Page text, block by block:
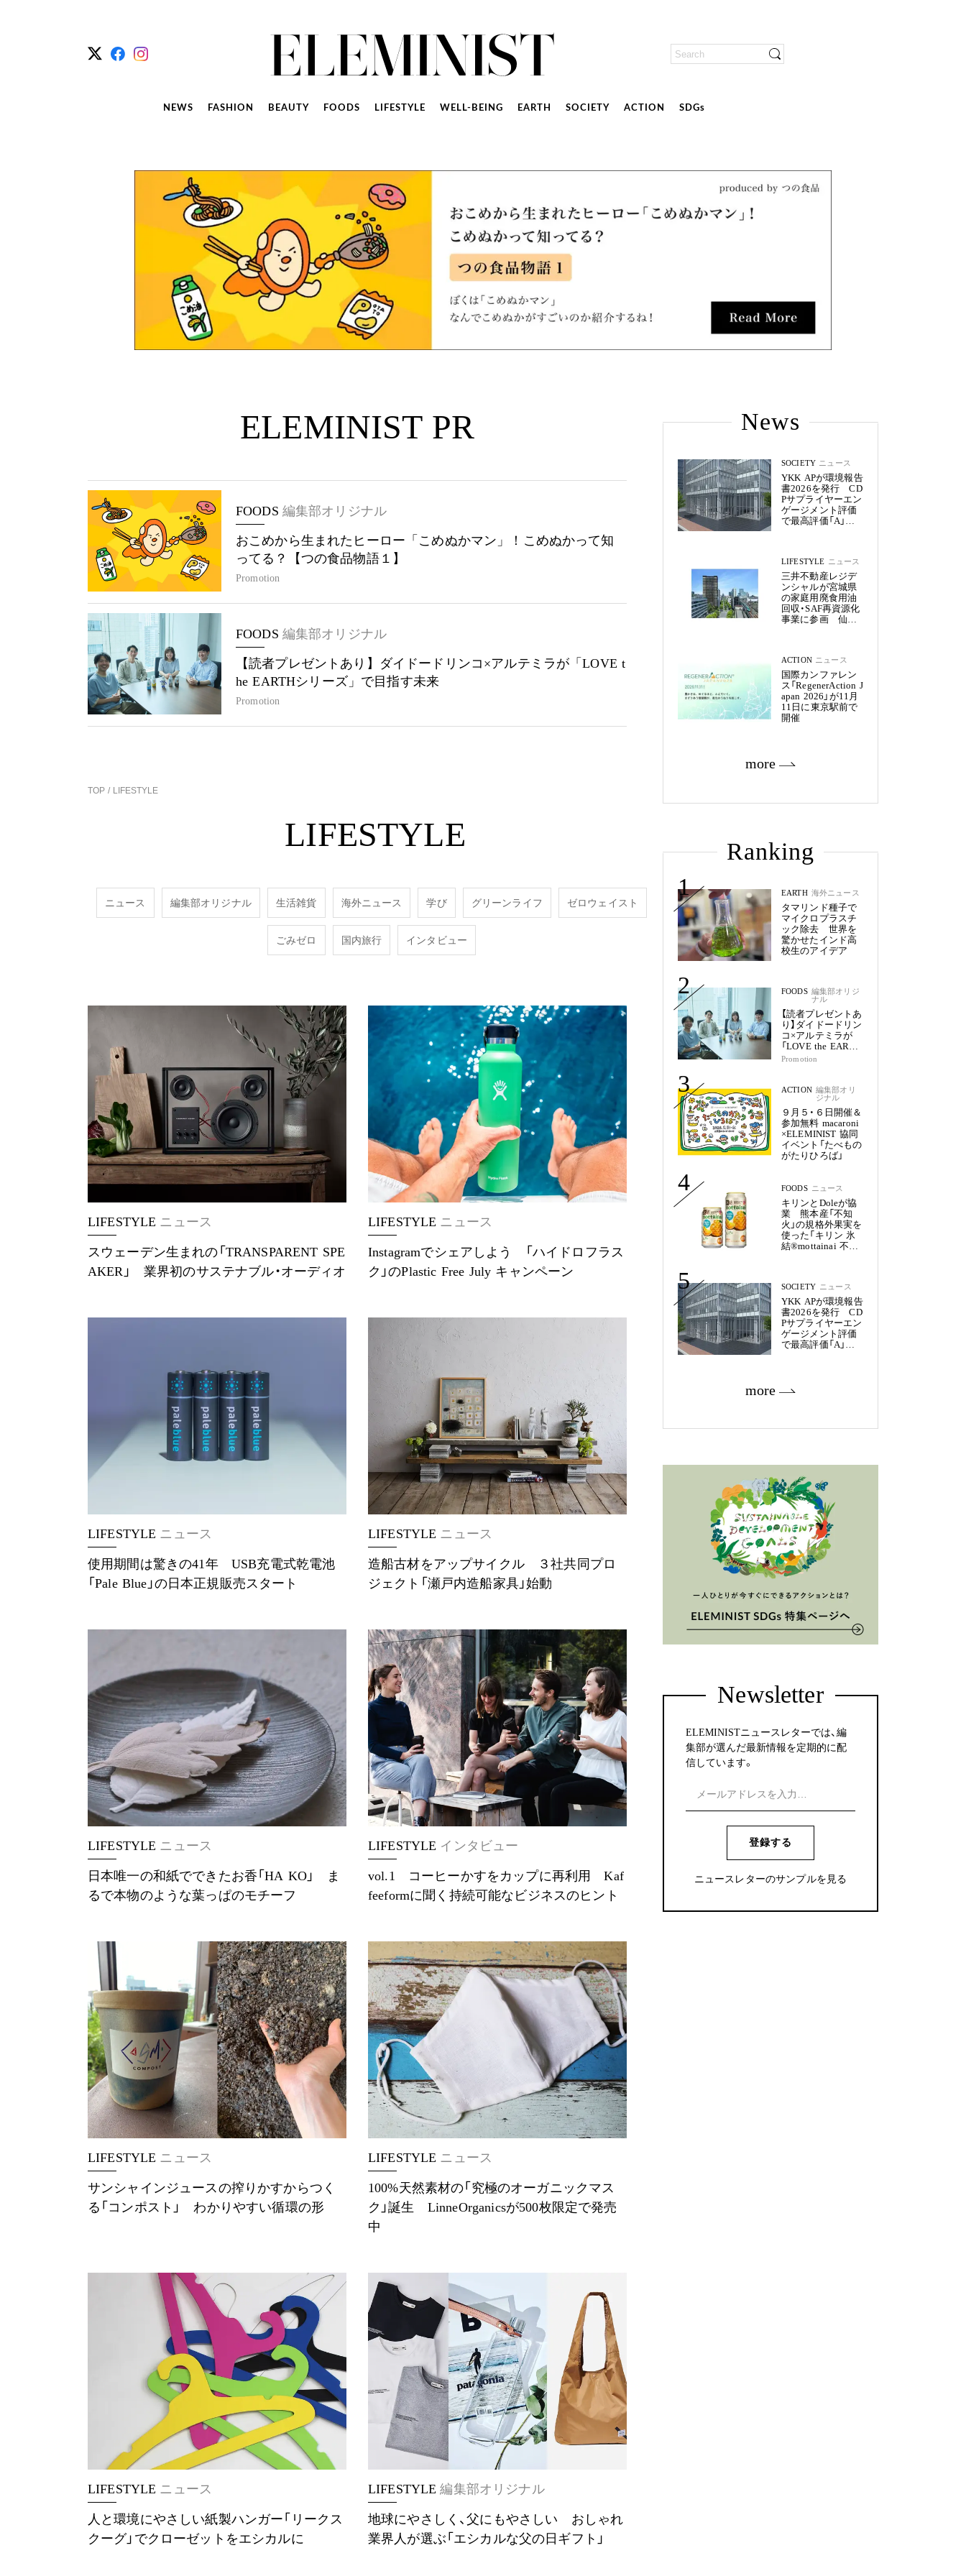
NEWS FASHION BEAUTY FOODS LIFESTYLE WELL-BEING EARTH SOCIETY ACTION SDGs
ELEMINIST PR
FOODS 編集部オリジナル
おこめから生まれたヒーロー「こめぬかマン」！こめぬかって知
ってる？【つの食品物語１】
Promotion
FOODS 編集部オリジナル
【読者プレゼントあり】ダイドードリンコ×アルテミラが「LOVE t
he EARTHシリーズ」で目指す未来
Promotion
TOP LIFESTYLE
LIFESTYLE
ニュース 編集部オリジナル 生活雑貨 海外ニュース 学び グリーンライフ ゼロウェイスト
ごみゼロ 国内旅行 インタビュー
LIFESTYLE ニュース
スウェーデン生まれの「TRANSPARENT SPE
AKER」 業界初のサステナブル・オーディオ
LIFESTYLE ニュース
Instagramでシェアしよう 「ハイドロフラス
ク」のPlastic Free July キャンペーン
LIFESTYLE ニュース
使用期間は驚きの41年 USB充電式乾電池
「Pale Blue」の日本正規販売スタート
LIFESTYLE ニュース
造船古材をアップサイクル ３社共同プロ
ジェクト「瀬戸内造船家具」始動
LIFESTYLE ニュース
日本唯一の和紙でできたお香「HA KO」 ま
るで本物のような葉っぱのモチーフ
LIFESTYLE インタビュー
vol.1 コーヒーかすをカップに再利用 Kaf
feeformに聞く持続可能なビジネスのヒント
LIFESTYLE ニュース
サンシャインジュースの搾りかすからつく
る「コンポスト」 わかりやすい循環の形
LIFESTYLE ニュース
100%天然素材の「究極のオーガニックマス
ク」誕生 LinneOrganicsが500枚限定で発売
中
LIFESTYLE ニュース
人と環境にやさしい紙製ハンガー「リークス
クーグ」でクローゼットをエシカルに
LIFESTYLE 編集部オリジナル
地球にやさしく、父にもやさしい おしゃれ
業界人が選ぶ「エシカルな父の日ギフト」
News
SOCIETY ニュース
YKK APが環境報告
書2026を発行 CD
Pサプライヤーエン
ゲージメント評価
で最高評価「A」を
LIFESTYLE ニュース
三井不動産レジデ
ンシャルが宮城県
の家庭用廃食用油
回収・SAF再資源化
事業に参画 仙台
ACTION ニュース
国際カンファレン
ス「RegenerAction J
apan 2026」が11月
11日に東京駅前で
開催
more
Ranking
1
EARTH 海外ニュース
タマリンド種子で
マイクロプラスチ
ック除去 世界を
驚かせたインド高
校生のアイデア
2 FOODS 編集部オリジ
ナル
【読者プレゼントあ
り】ダイドードリン
コ×アルテミラが
「LOVE the EARTH
シリーズ」で目指す
Promotion
3 ACTION 編集部オリ
ジナル
９月５・６日開催＆
参加無料 macaroni
×ELEMINIST 協同
イベント「たべもの
がたりひろば」
4 FOODS ニュース
キリンとDoleが協
業 熊本産「不知
火」の規格外果実を
使った「キリン 氷
結®mottainai 不知
5 SOCIETY ニュース
YKK APが環境報告
書2026を発行 CD
Pサプライヤーエン
ゲージメント評価
で最高評価「A」を
more
Newsletter
ELEMINISTニュースレターでは、編
集部が選んだ最新情報を定期的に配
信しています。
登録する
ニュースレターのサンプルを見る